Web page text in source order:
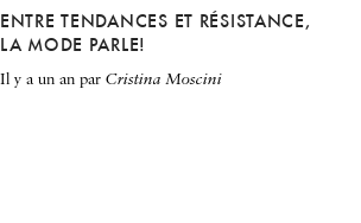
ENTRE TENDANCES ET RÉSISTANCE,
LA MODE PARLE!
il y a un an par Cristina Moscini